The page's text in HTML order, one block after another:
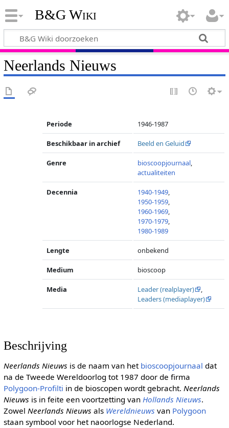
B&G Wiki
Neerlands Nieuws
Periode 1946-1987
Beschikbaar in archief Beeld en Geluid
Genre bioscoopjournaal,
actualiteiten
Decennia 1940-1949,
1950-1959,
1960-1969,
1970-1979,
1980-1989
Lengte onbekend
Medium bioscoop
Media Leader (realplayer)
,
Leaders (mediaplayer)
Beschrijving
Neerlands Nieuws is de naam van het bioscoopjournaal dat
na de Tweede Wereldoorlog tot 1987 door de firma
Polygoon-Profilti in de bioscopen wordt gebracht. Neerlands
Nieuws is in feite een voortzetting van Hollands Nieuws.
Zowel Neerlands Nieuws als Wereldnieuws van Polygoon
staan symbool voor het naoorlogse Nederland.